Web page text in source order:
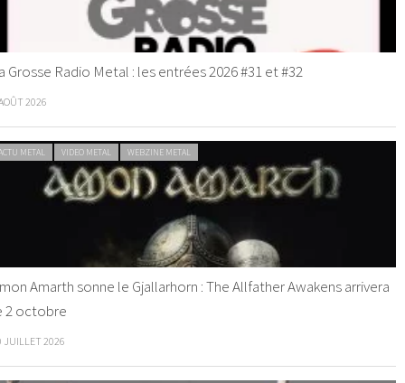
Grosse Radio Metal : les entrées 2026 #31 et #32
2026
METAL VIDEO METAL WEBZINE METAL
Amarth sonne le Gjallarhorn : The Allfather Awakens arrivera
2 octobre
JUILLET 2026